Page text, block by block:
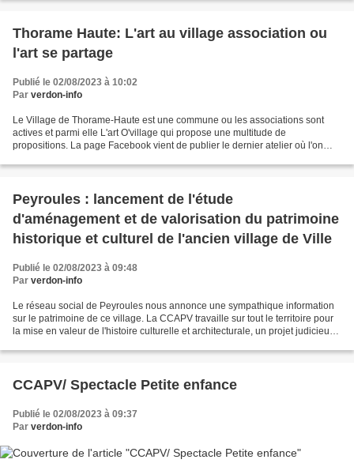
Thorame Haute: L'art au village association ou
l'art se partage
Publié le 02/08/2023 à 10:02
Par verdon-info
Le Village de Thorame-Haute est une commune ou les associations sont
actives et parmi elle L'art O'village qui propose une multitude de
propositions. La page Facebook vient de publier le dernier atelier où l'on
Peyroules : lancement de l'étude
d'aménagement et de valorisation du patrimoine
historique et culturel de l'ancien village de Ville
Publié le 02/08/2023 à 09:48
Par verdon-info
Le réseau social de Peyroules nous annonce une sympathique information
sur le patrimoine de ce village. La CCAPV travaille sur tout le territoire pour
la mise en valeur de l'histoire culturelle et architecturale, un projet judicieux
CCAPV/ Spectacle Petite enfance
Publié le 02/08/2023 à 09:37
Par verdon-info